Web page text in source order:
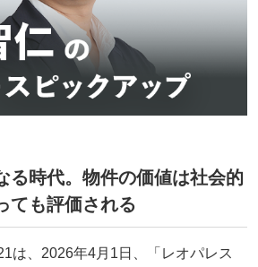
る時代。物件の価値は社会的
ても評価される
は、2026年4月1日、「レオパレス